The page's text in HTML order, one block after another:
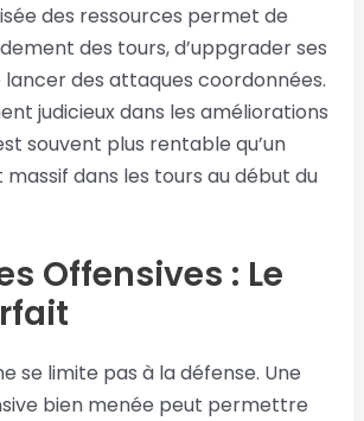
des ressources permet de
des tours, d’uppgrader ses
des attaques coordonnées.
judicieux dans les améliorations
souvent plus rentable qu’un
dans les tours au début du
Offensives : Le
se limite pas à la défense. Une
bien menée peut permettre